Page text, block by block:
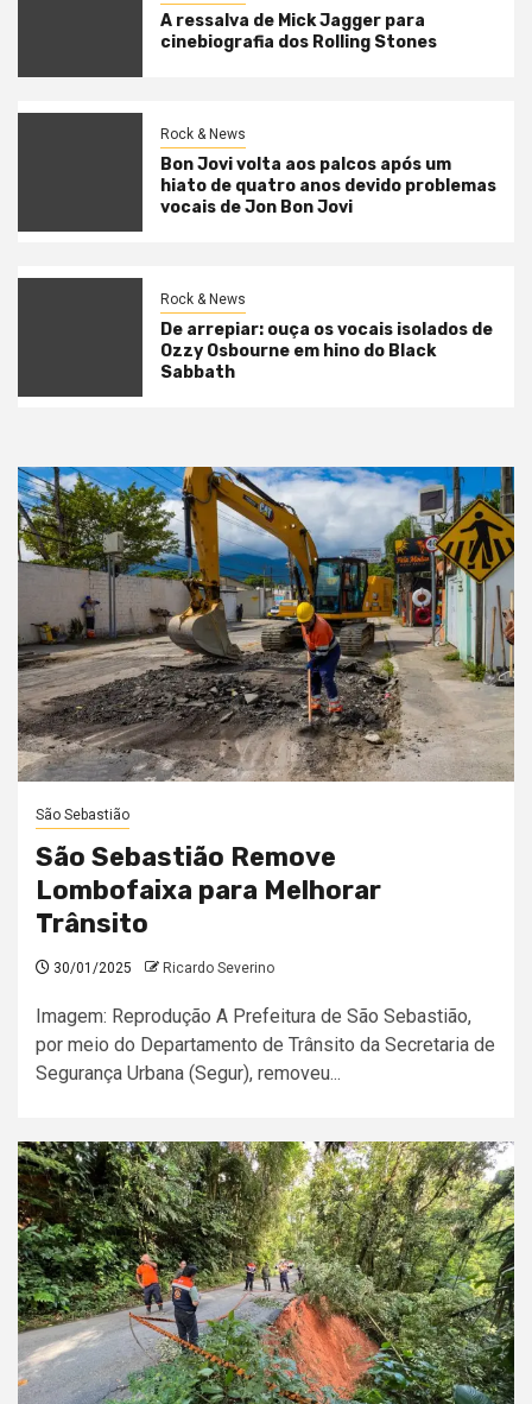
A ressalva de Mick Jagger para
cinebiografia dos Rolling Stones
Rock & News
Bon Jovi volta aos palcos após um
hiato de quatro anos devido problemas
vocais de Jon Bon Jovi
Rock & News
De arrepiar: ouça os vocais isolados de
Ozzy Osbourne em hino do Black
Sabbath
São Sebastião
São Sebastião Remove
Lombofaixa para Melhorar
Trânsito
30/01/2025 Ricardo Severino
Imagem: Reprodução A Prefeitura de São Sebastião,
por meio do Departamento de Trânsito da Secretaria de
Segurança Urbana (Segur), removeu...